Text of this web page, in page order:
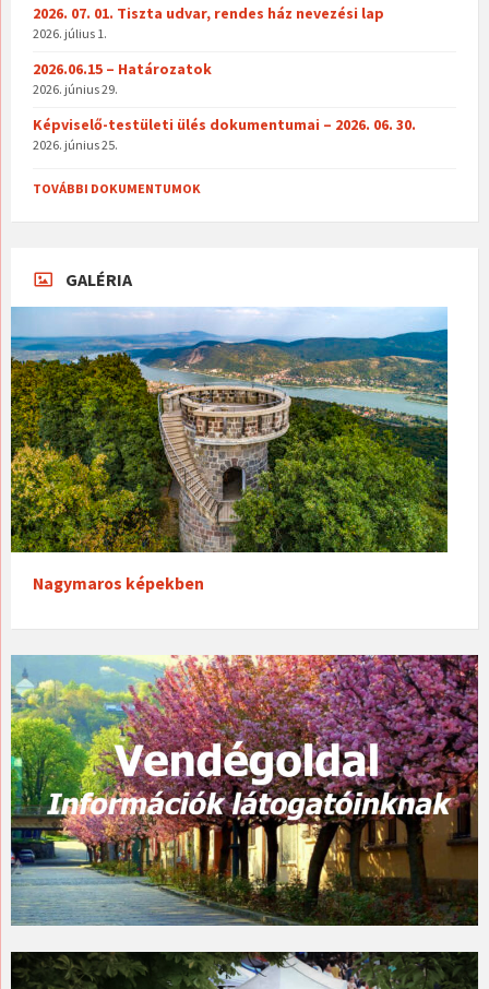
2026. 07. 01. Tiszta udvar, rendes ház nevezési lap
2026. július 1.
2026.06.15 – Határozatok
2026. június 29.
Képviselő-testületi ülés dokumentumai – 2026. 06. 30.
2026. június 25.
TOVÁBBI DOKUMENTUMOK
GALÉRIA
Nagymaros képekben